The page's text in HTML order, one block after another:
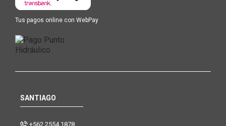
Tus pagos online con WebPay
SANTIAGO
+562 2554 1878